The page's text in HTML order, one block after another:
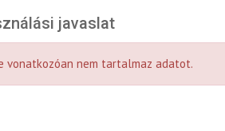
javaslat
vonatkozóan nem tartalmaz adatot.